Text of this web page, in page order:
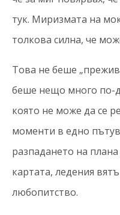
тук. Миризмата на
толкова силна, че
Това не беше
беше нещо много по-
която не може да се
моменти в едно
разпадането на
картата, ледения
любопитство.